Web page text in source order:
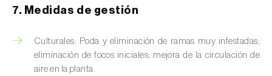
Chinche harinosa de la vid (
Chinche marrón marmolada (Halyomorpha
halys)
7. Medidas de gestión
Culturales: Poda y eliminación de ramas muy infestadas;
eliminación de focos iniciales; mejora de la circulación de
aire en la planta.